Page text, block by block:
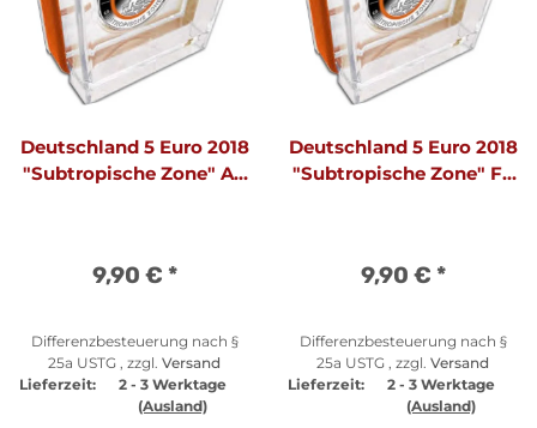
Deutschland 5 Euro 2018
"Subtropische Zone" A -
9,90 € *
Differenzbesteuerung nach §
25a USTG , zzgl. Versand
Lieferzeit:
2 - 3 Werktage
(Ausland)
Deutschland 5 Euro 2018
"Subtropische Zone" F -
9,90 € *
Differenzbesteuerung nach §
25a USTG , zzgl. Versand
Lieferzeit:
2 - 3 Werktage
(Ausland)